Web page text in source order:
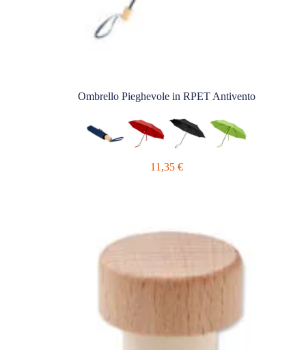
Ombrello Pieghevole in RPET Antivento
11,35 €